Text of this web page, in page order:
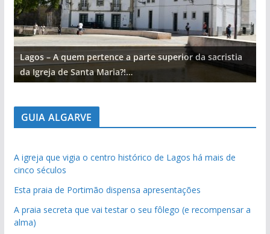
Lagos – A quem pertence a parte superior da sacristia
da Igreja de Santa Maria?!…
GUIA ALGARVE
A igreja que vigia o centro histórico de Lagos há mais de
cinco séculos
Esta praia de Portimão dispensa apresentações
A praia secreta que vai testar o seu fôlego (e recompensar a
alma)